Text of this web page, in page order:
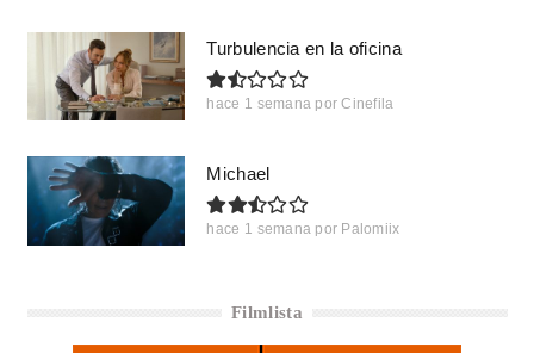
Turbulencia en la oficina
hace 1 semana por Cinefila
Michael
hace 1 semana por Palomiix
Filmlista